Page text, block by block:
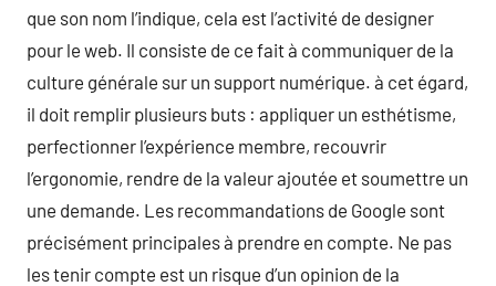
que son nom l’indique, cela est l’activité de designer
pour le web. Il consiste de ce fait à communiquer de la
culture générale sur un support numérique. à cet égard,
il doit remplir plusieurs buts : appliquer un esthétisme,
perfectionner l’expérience membre, recouvrir
l’ergonomie, rendre de la valeur ajoutée et soumettre un
une demande. Les recommandations de Google sont
précisément principales à prendre en compte. Ne pas
les tenir compte est un risque d’un opinion de la